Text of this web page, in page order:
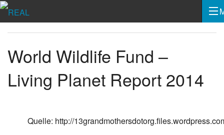
World Wildlife Fund –
Living Planet Report 2014
Quelle: http://